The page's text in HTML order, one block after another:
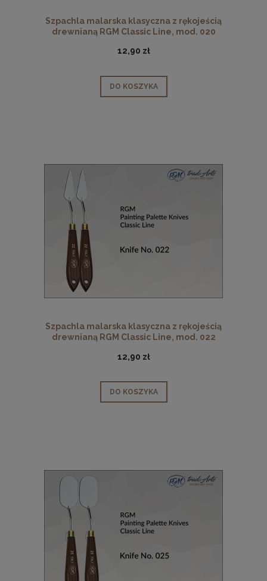
Szpachla malarska klasyczna z rękojeścią
drewnianą RGM Classic Line, mod. 020
12,90 zł
DO KOSZYKA
Szpachla malarska klasyczna z rękojeścią
drewnianą RGM Classic Line, mod. 022
12,90 zł
DO KOSZYKA